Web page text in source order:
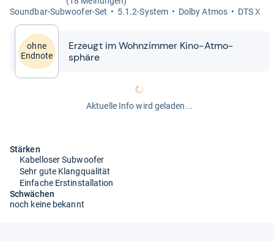
Sound­bar-​Sub­woofer-​Set
5.1.2-​Sys­tem Dolby Atmos DTS X
ohne
Endnote
Erzeugt im Wohn­zim­mer Kino-​​Atmo­
sphäre
Aktuelle Info wird geladen...
Stärken
Kabelloser Subwoofer
Sehr gute Klangqualität
Einfache Erstinstallation
Schwächen
noch keine bekannt